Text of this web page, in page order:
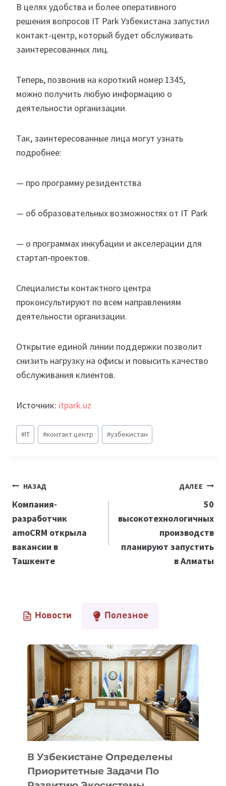
В целях удобства и более оперативного
решения вопросов IT Park Узбекистана запустил
контакт-центр, который будет обслуживать
заинтересованных лиц.
Теперь, позвонив на короткий номер 1345,
можно получить любую информацию о
деятельности организации.
Так, заинтересованные лица могут узнать
подробнее:
— про программу резидентства
— об образовательных возможностях от IT Park
— о программах инкубации и акселерации для
стартап-проектов.
Специалисты контактного центра
проконсультируют по всем направлениям
деятельности организации.
Открытие единой линии поддержки позволит
снизить нагрузку на офисы и повысить качество
обслуживания клиентов.
Источник: itpark.uz
Метки
записи:
#IT #контакт центр #узбекистан
Навигация
по
записям
НАЗАД
Компания-
разработчик
amoCRM открыла
вакансии в
Ташкенте
ДАЛЕЕ
50
высокотехнологичных
производств
планируют запустить
в Алматы
Новости Полезное
В Узбекистане Определены
Приоритетные Задачи По